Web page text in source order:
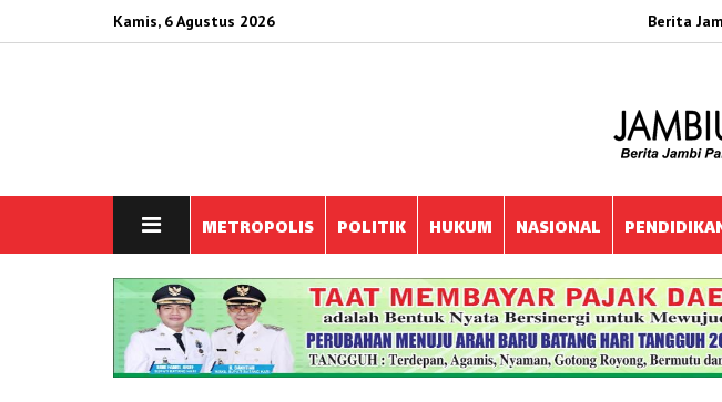
Kamis, 6 Agustus 2026 Berita
METROPOLIS POLITIK HUKUM NASIONAL